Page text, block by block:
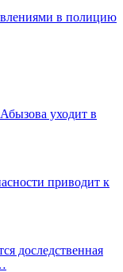
в полицию
уходит в
приводит к
доследственная